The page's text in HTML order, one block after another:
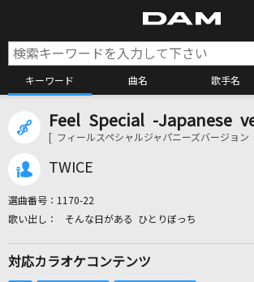
キーワード 曲名 歌手名
カラオケ検索
Feel Special -Japanese
[ フィールスペシャルジャパニーズバージョン ]
TWICE
選曲番号： 1170-22
そんな日がある ひとりぼっち
対応カラオケコンテンツ